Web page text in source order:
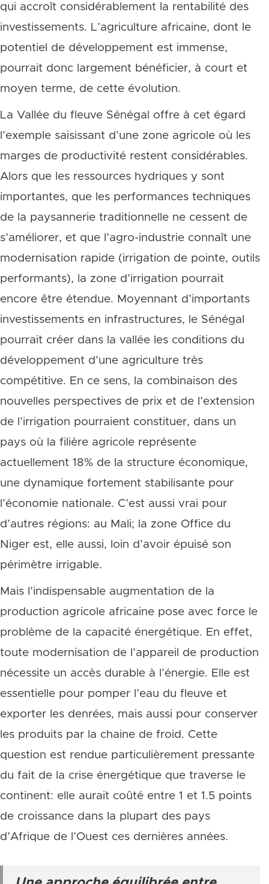
qui accroît considérablement la rentabilité des
investissements. L’agriculture africaine, dont le
potentiel de développement est immense,
pourrait donc largement bénéficier, à court et
moyen terme, de cette évolution.
La Vallée du fleuve Sénégal offre à cet égard
l’exemple saisissant d’une zone agricole où les
marges de productivité restent considérables.
Alors que les ressources hydriques y sont
importantes, que les performances techniques
de la paysannerie traditionnelle ne cessent de
s’améliorer, et que l’agro-industrie connaît une
modernisation rapide (irrigation de pointe, outils
performants), la zone d’irrigation pourrait
encore être étendue. Moyennant d’importants
investissements en infrastructures, le Sénégal
pourrait créer dans la vallée les conditions du
développement d’une agriculture très
compétitive. En ce sens, la combinaison des
nouvelles perspectives de prix et de l’extension
de l’irrigation pourraient constituer, dans un
pays où la filière agricole représente
actuellement 18% de la structure économique,
une dynamique fortement stabilisante pour
l’économie nationale. C’est aussi vrai pour
d’autres régions: au Mali; la zone Office du
Niger est, elle aussi, loin d’avoir épuisé son
périmètre irrigable.
Mais l’indispensable augmentation de la
production agricole africaine pose avec force le
problème de la capacité énergétique. En effet,
toute modernisation de l’appareil de production
nécessite un accès durable à l’énergie. Elle est
essentielle pour pomper l’eau du fleuve et
exporter les denrées, mais aussi pour conserver
les produits par la chaine de froid. Cette
question est rendue particulièrement pressante
du fait de la crise énergétique que traverse le
continent: elle aurait coûté entre 1 et 1.5 points
de croissance dans la plupart des pays
d’Afrique de l’Ouest ces dernières années.